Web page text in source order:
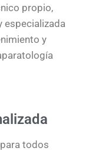
propio,
especializada
y
todos